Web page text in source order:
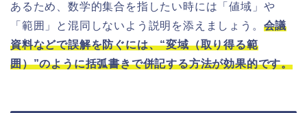
あるため、数学的集合を指したい時には「値域」や
「範囲」と混同しないよう説明を添えましょう。 会議
資料などで誤解を防ぐには、“変域（取り得る範
囲）”のように括弧書きで併記する方法が効果的です。